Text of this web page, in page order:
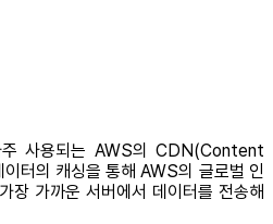
사용되는 AWS의 CDN(Content
터의 캐싱을 통해 AWS의 글로벌 인
장 가까운 서버에서 데이터를 전송해